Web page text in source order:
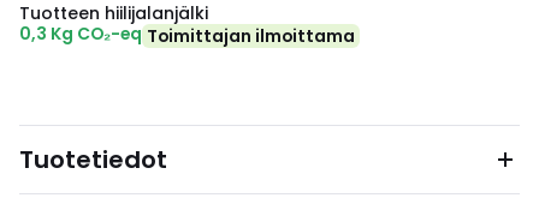
Tuotteen hiilijalanjälki
0,3 Kg CO₂-eq Toimittajan ilmoittama
Tuotetiedot